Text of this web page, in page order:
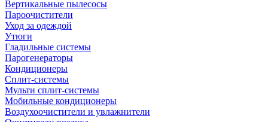
Вертикальные пылесосы
Пароочистители
Уход за одеждой
Утюги
Гладильные системы
Парогенераторы
Кондиционеры
Сплит-системы
Мульти сплит-системы
Мобильные кондиционеры
Воздухоочистители и увлажнители